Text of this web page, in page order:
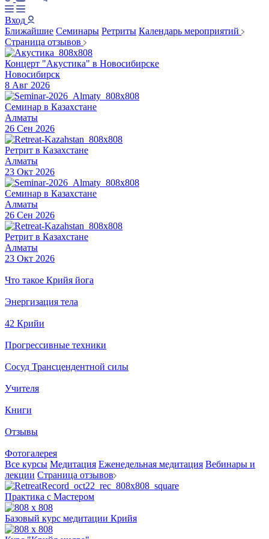
Вход
Ближайшие Семинары Ретриты Календарь мероприятий
Страница отзывов
Концерт "Акустика" в Новосибирске
Новосибирск
8 Авг 2026
Семинар в Казахстане
Алматы
26 Сен 2026
Ретрит в Казахстане
Алматы
23 Окт 2026
Семинар в Казахстане
Алматы
26 Сен 2026
Ретрит в Казахстане
Алматы
23 Окт 2026
Что такое Крийя йога
Энергизация тела
42 Крийи
Прогрессивные техники
Сосуд Трансцендентной силы
Учителя
Книги
Отзывы
Фотогалерея
Все курсы Медитация Еженедельная медитация Вебинары и
лекции Страница отзывов
Практика с Мастером
Базовый курс медитации Крийя